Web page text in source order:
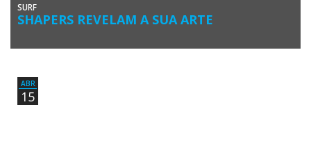
SURF
SHAPERS REVELAM A SUA ARTE
A segunda edição do Surf Arte Show, organizada pelo Clube de Surf
ABR
15